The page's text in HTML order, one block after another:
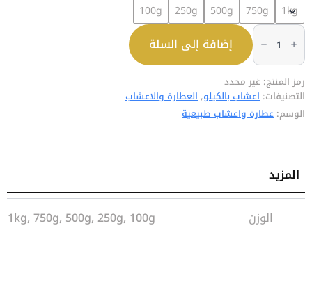
1kg
750g
500g
250g
100g
كمية
فوقس
حويصل إضافة إلى السلة
رمز المنتج: غير محدد
التصنيفات: اعشاب بالكيلو,العطارة والاعشاب
الوسم: عطارة واعشاب طبيعية
المزيد
معلومات إضافية
الوزن 1kg, 750g, 500g, 250g, 100g